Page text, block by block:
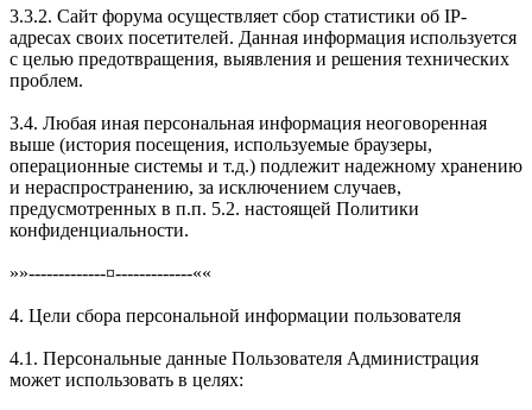
3.3.2. Сайт форума осуществляет сбор статистики об IP-
адресах своих посетителей. Данная информация используется
с целью предотвращения, выявления и решения технических
проблем.
3.4. Любая иная персональная информация неоговоренная
выше (история посещения, используемые браузеры,
операционные системы и т.д.) подлежит надежному хранению
и нераспространению, за исключением случаев,
предусмотренных в п.п. 5.2. настоящей Политики
конфиденциальности.
»»-------------¤-------------««
4. Цели сбора персональной информации пользователя
4.1. Персональные данные Пользователя Администрация
может использовать в целях: